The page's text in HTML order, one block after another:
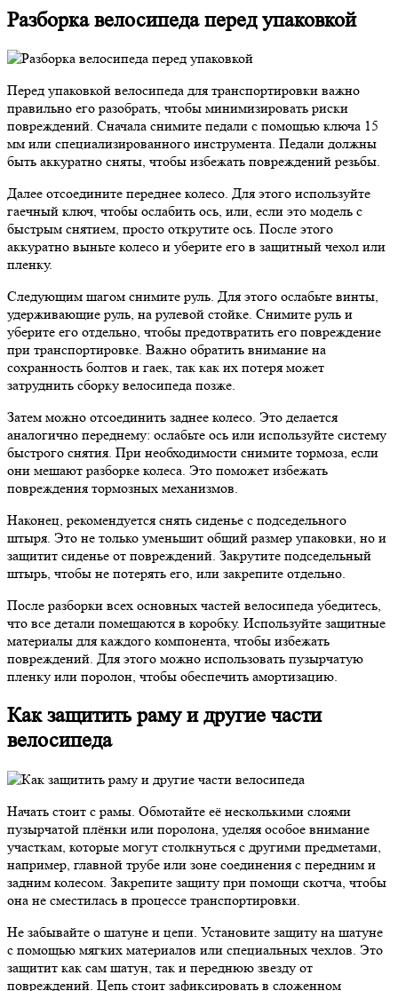
Разборка велосипеда перед упаковкой
Перед упаковкой велосипеда для транспортировки важно
правильно его разобрать, чтобы минимизировать риски
повреждений. Сначала снимите педали с помощью ключа 15
мм или специализированного инструмента. Педали должны
быть аккуратно сняты, чтобы избежать повреждений резьбы.
Далее отсоедините переднее колесо. Для этого используйте
гаечный ключ, чтобы ослабить ось, или, если это модель с
быстрым снятием, просто открутите ось. После этого
аккуратно выньте колесо и уберите его в защитный чехол или
пленку.
Следующим шагом снимите руль. Для этого ослабьте винты,
удерживающие руль, на рулевой стойке. Снимите руль и
уберите его отдельно, чтобы предотвратить его повреждение
при транспортировке. Важно обратить внимание на
сохранность болтов и гаек, так как их потеря может
затруднить сборку велосипеда позже.
Затем можно отсоединить заднее колесо. Это делается
аналогично переднему: ослабьте ось или используйте систему
быстрого снятия. При необходимости снимите тормоза, если
они мешают разборке колеса. Это поможет избежать
повреждения тормозных механизмов.
Наконец, рекомендуется снять сиденье с подседельного
штыря. Это не только уменьшит общий размер упаковки, но и
защитит сиденье от повреждений. Закрутите подседельный
штырь, чтобы не потерять его, или закрепите отдельно.
После разборки всех основных частей велосипеда убедитесь,
что все детали помещаются в коробку. Используйте защитные
материалы для каждого компонента, чтобы избежать
повреждений. Для этого можно использовать пузырчатую
пленку или поролон, чтобы обеспечить амортизацию.
Как защитить раму и другие части
велосипеда
Начать стоит с рамы. Обмотайте её несколькими слоями
пузырчатой плёнки или поролона, уделяя особое внимание
участкам, которые могут столкнуться с другими предметами,
например, главной трубе или зоне соединения с передним и
задним колесом. Закрепите защиту при помощи скотча, чтобы
она не сместилась в процессе транспортировки.
Не забывайте о шатуне и цепи. Установите защиту на шатуне
с помощью мягких материалов или специальных чехлов. Это
защитит как сам шатун, так и переднюю звезду от
повреждений. Цепь стоит зафиксировать в сложенном